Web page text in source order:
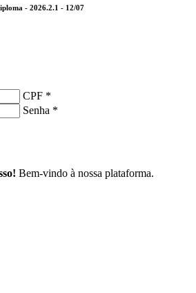
- 2026.2.1 - 12/07
CPF *
Senha *
Bem-vindo à nossa plataforma.